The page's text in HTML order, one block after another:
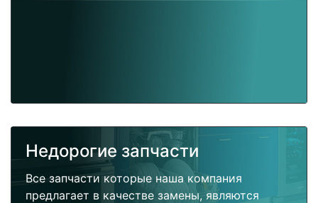
Недорогие запчасти
Все запчасти которые наша компания
предлагает в качестве замены, являются